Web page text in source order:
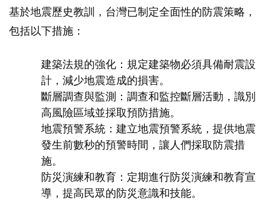
基於地震歷史教訓，台灣已制定全面性的防震策略，
包括以下措施：
建築法規的強化：規定建築物必須具備耐震設
計，減少地震造成的損害。
斷層調查與監測：調查和監控斷層活動，識別
高風險區域並採取預防措施。
地震預警系統：建立地震預警系統，提供地震
發生前數秒的預警時間，讓人們採取防震措
施。
防災演練和教育：定期進行防災演練和教育宣
導，提高民眾的防災意識和技能。